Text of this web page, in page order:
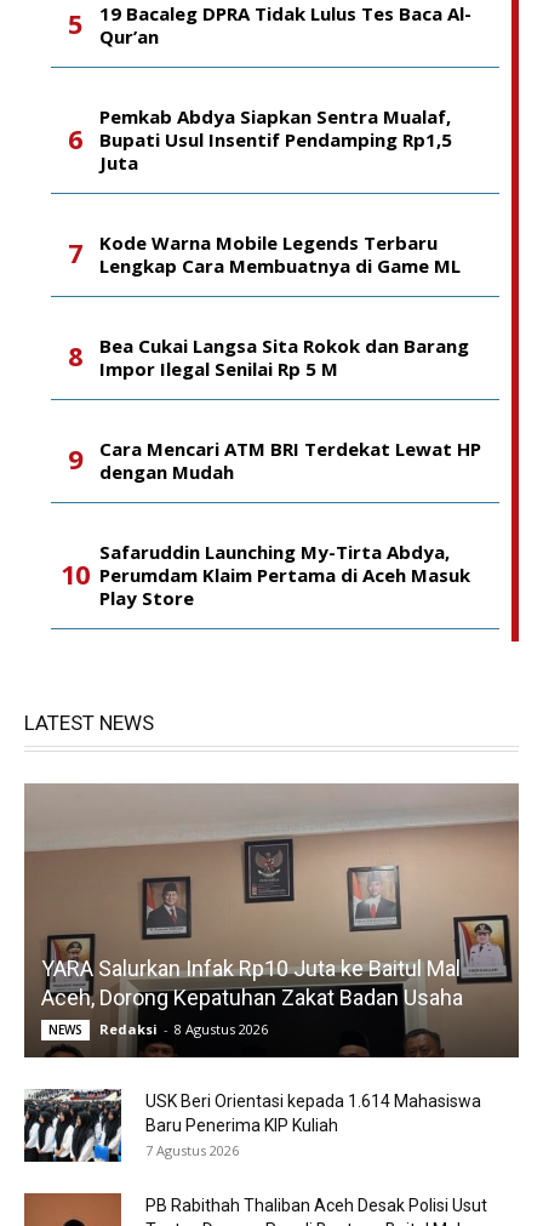
19 Bacaleg DPRA Tidak Lulus Tes Baca Al-
Qur’an
Pemkab Abdya Siapkan Sentra Mualaf,
Bupati Usul Insentif Pendamping Rp1,5
Juta
Kode Warna Mobile Legends Terbaru
Lengkap Cara Membuatnya di Game ML
Bea Cukai Langsa Sita Rokok dan Barang
Impor Ilegal Senilai Rp 5 M
Cara Mencari ATM BRI Terdekat Lewat HP
dengan Mudah
Safaruddin Launching My-Tirta Abdya,
Perumdam Klaim Pertama di Aceh Masuk
Play Store
LATEST NEWS
YARA Salurkan Infak Rp10 Juta ke Baitul Mal
Aceh, Dorong Kepatuhan Zakat Badan Usaha
NEWS Redaksi - 8 Agustus 2026
USK Beri Orientasi kepada 1.614 Mahasiswa
Baru Penerima KIP Kuliah
7 Agustus 2026
PB Rabithah Thaliban Aceh Desak Polisi Usut